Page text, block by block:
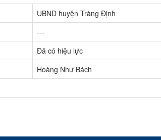
UBND huyện Tràng Định
---
Đã có hiệu lực
Hoàng Như Bách